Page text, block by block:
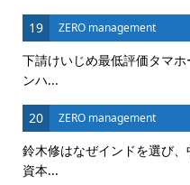
19 ZERO management
下請けいじめ最低評価タマ
ンハ...
20 ZERO management
鈴木修はなぜインドを選び
資本...